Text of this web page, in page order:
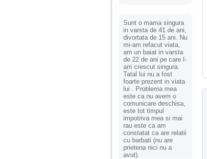
Sunt o mama singura
in varsta de 41 de ani,
divortata de 15 ani. Nu
mi-am refacut viata,
am un baiat in varsta
de 22 de ani pe care l-
am crescut singura.
Tatal lui nu a fost
foarte prezent in viata
lui . Problema mea
este ca nu avem o
comunicare deschisa,
este tot timpul
impotriva mea si mai
rau este ca am
constatat ca are relatii
cu barbati (nu are
prietena nici nu a
avut).